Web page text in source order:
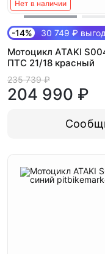
Нет в наличии
-14% 30 749 ₽
Мотоцикл ATAKI
ПТС 21/18 красный
235 739 ₽
204 990 ₽